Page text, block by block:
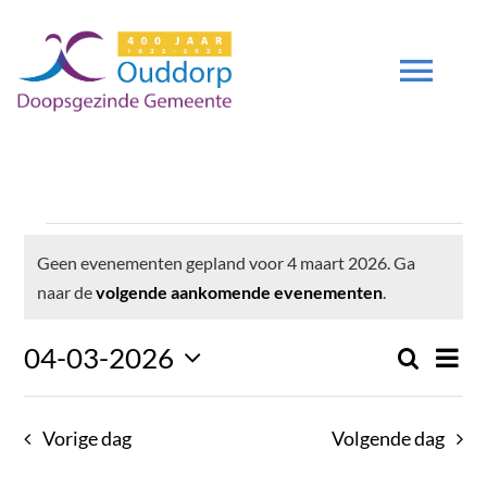
inhoud
Evenementen
in
4
Bericht
Geen evenementen gepland voor 4 maart 2026. Ga
naar devolgende aankomende evenementen.
en
Zoeken
Dag
04-03-2026
Selecteer
datum.
Vorige dag Volgende dag